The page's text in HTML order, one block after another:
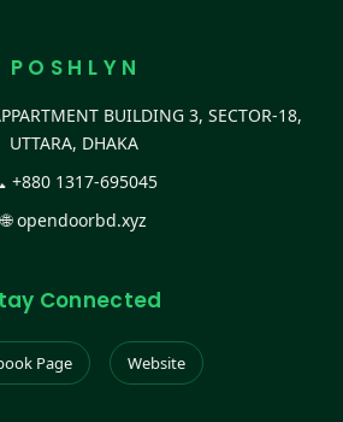
P O S H L Y N
BUILDING 3, SECTOR-18,
UTTARA, DHAKA
+880 1317-695045
🌐opendoorbd.xyz
Connected
Page Website